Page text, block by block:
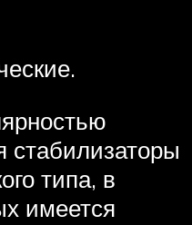
стабилизаторы
типа, в
имеется